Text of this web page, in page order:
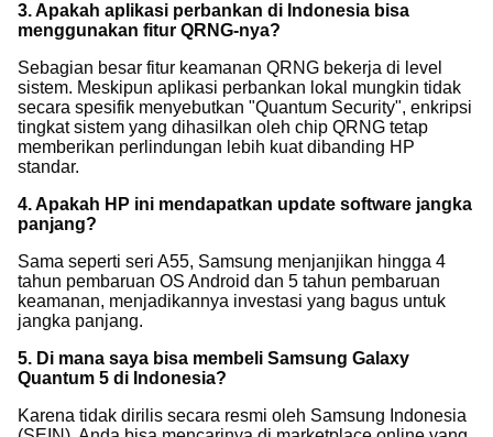
3. Apakah aplikasi perbankan di Indonesia bisa
menggunakan fitur QRNG-nya?
Sebagian besar fitur keamanan QRNG bekerja di level
sistem. Meskipun aplikasi perbankan lokal mungkin tidak
secara spesifik menyebutkan "Quantum Security", enkripsi
tingkat sistem yang dihasilkan oleh chip QRNG tetap
memberikan perlindungan lebih kuat dibanding HP
standar.
4. Apakah HP ini mendapatkan update software jangka
panjang?
Sama seperti seri A55, Samsung menjanjikan hingga 4
tahun pembaruan OS Android dan 5 tahun pembaruan
keamanan, menjadikannya investasi yang bagus untuk
jangka panjang.
5. Di mana saya bisa membeli Samsung Galaxy
Quantum 5 di Indonesia?
Karena tidak dirilis secara resmi oleh Samsung Indonesia